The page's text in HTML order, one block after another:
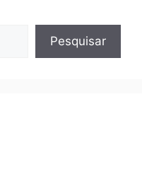
Pesquisar